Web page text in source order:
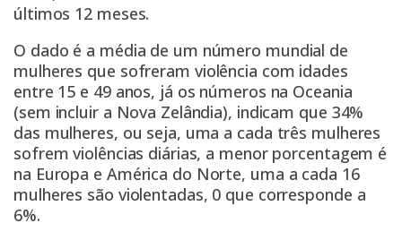
últimos 12 meses.
O dado é a média de um número mundial de
mulheres que sofreram violência com idades
entre 15 e 49 anos, já os números na Oceania
(sem incluir a Nova Zelândia), indicam que 34%
das mulheres, ou seja, uma a cada três mulheres
sofrem violências diárias, a menor porcentagem é
na Europa e América do Norte, uma a cada 16
mulheres são violentadas, 0 que corresponde a
6%.